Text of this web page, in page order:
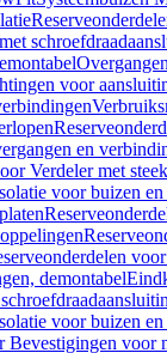
voor
en
Verdeler met
voor buizen
demontabel
voor buizen
Bevestigingen voor